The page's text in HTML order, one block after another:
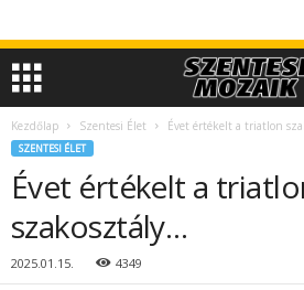
Kezdőlap Szentesi Élet Évet értékelt a triatlon
SZENTESI ÉLET
Évet értékelt a
szakosztály…
2025.01.15. 4349